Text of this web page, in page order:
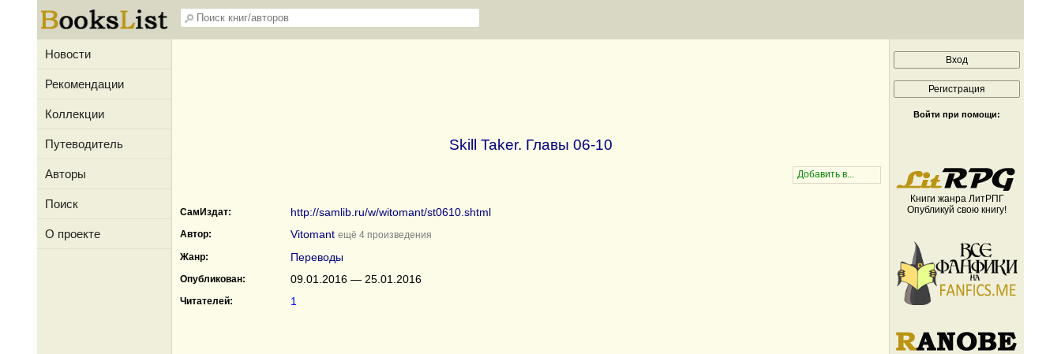
Новости
Рекомендации
Коллекции
Путеводитель
Авторы
Поиск
О проекте
Skill Taker. Главы 06-10
СамИздат: http://samlib.ru/w/witomant/st0610.shtml
Автор: Vitomant ещё 4 произведения
Жанр:
Переводы
Опубликован: 09.01.2016 — 25.01.2016
Читателей: 1
Войти при помощи:
Книги жанра ЛитРПГ
Опубликуй свою книгу!